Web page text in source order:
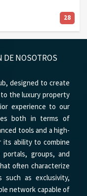
28
DE NOSOTROS
designed to create
the luxury property
experience to our
both in terms of
tools and a high-
ability to combine
groups, and
often characterize
such as exclusivity,
network capable of